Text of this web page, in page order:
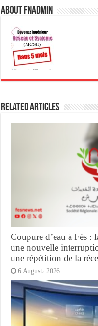
About fnadmin
Related Articles
Coupure d’eau à Fès :
une nouvelle
une répétition de la
6 August، 2026